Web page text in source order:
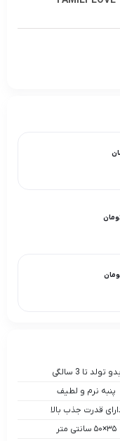
بدو تولد تا 3 سالگی
پنبه نرم و لطیف
قدرت جذب بالا
۳۵×۵۰ سانتی متر